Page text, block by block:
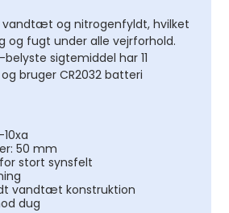
vandtæt og nitrogenfyldt, hvilket
og fugt under alle vejrforhold.
sigtemiddel har 11
bruger CR2032 batteri
50 mm
stort synsfelt
vandtæt konstruktion
dug